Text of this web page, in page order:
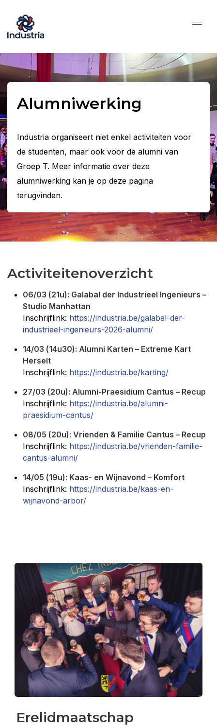
Alumniwerking
Industria organiseert niet enkel activiteiten voor
de studenten, maar ook voor de alumni van
Groep T. Meer informatie over deze
alumniwerking kan je op deze pagina
terugvinden.
Activiteitenoverzicht
06/03 (21u): Galabal der Industrieel Ingenieurs –
Studio Manhattan
Inschrijflink: https://industria.be/galabal-der-
industrieel-ingenieurs-2026-alumni/
14/03 (14u30): Alumni Karten – Extreme Kart
Herselt
Inschrijflink: https://industria.be/karting/
27/03 (20u): Alumni-Praesidium Cantus – Recup
Inschrijflink: https://industria.be/alumni-
praesidium-cantus/
08/05 (20u): Vrienden & Familie Cantus – Recup
Inschrijflink: https://industria.be/vrienden-familie-
cantus-alumni/
14/05 (19u): Kaas- en Wijnavond – Komfort
Inschrijflink: https://industria.be/kaas-en-
wijnavond-arbor/
Erelidmaatschap